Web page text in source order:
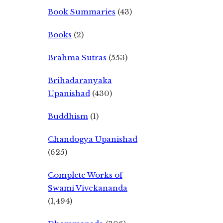
Book Summaries (43)
Books (2)
Brahma Sutras (553)
Brihadaranyaka
Upanishad (430)
Buddhism (1)
Chandogya Upanishad
(625)
Complete Works of
Swami Vivekananda
(1,494)